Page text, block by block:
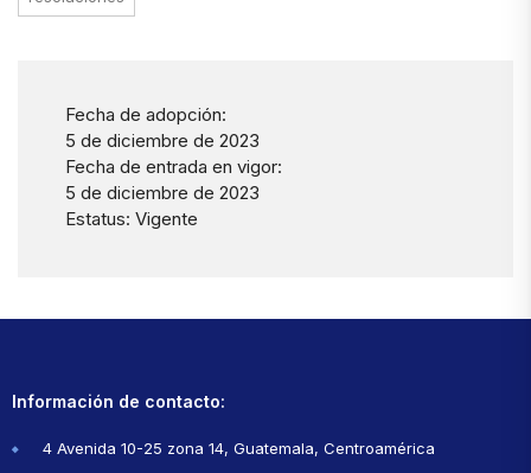
Fecha de adopción:
5 de diciembre de 2023
Fecha de entrada en vigor:
5 de diciembre de 2023
Estatus: Vigente
Información de contacto:
4 Avenida 10-25 zona 14, Guatemala, Centroamérica